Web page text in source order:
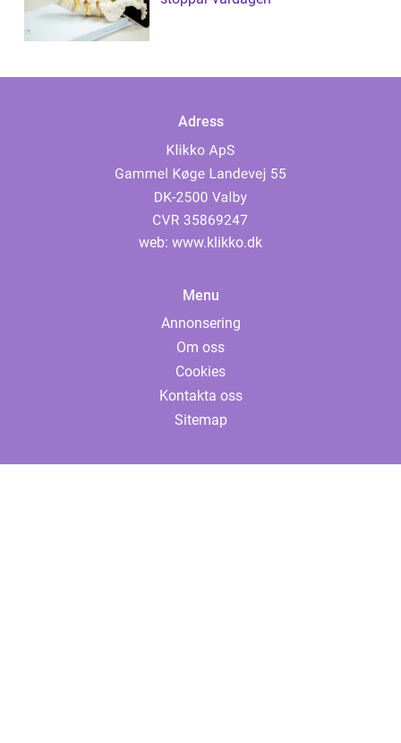
Adress
web: www.klikko.dk
Menu
Annonsering
Om oss
Cookies
Kontakta oss
Sitemap